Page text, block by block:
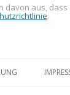
aus,
.